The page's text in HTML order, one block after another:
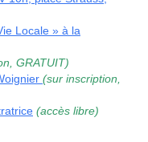
Locale » à la
GRATUIT)
(sur inscription,
(accès libre)